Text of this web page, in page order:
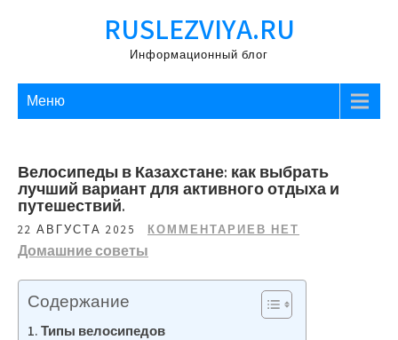
RUSLEZVIYA.RU
Информационный блог
Меню
Велосипеды в Казахстане: как выбрать
лучший вариант для активного отдыха и
путешествий.
22 АВГУСТА 2025 КОММЕНТАРИЕВ НЕТ
Домашние советы
Содержание
Типы велосипедов